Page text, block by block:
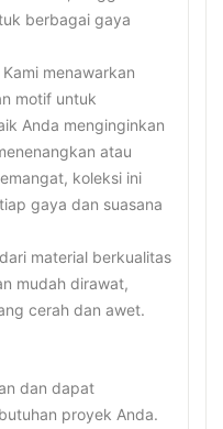
berbagai gaya
Kami menawarkan
motif untuk
Anda menginginkan
atau
koleksi ini
gaya dan suasana
material berkualitas
mudah dirawat,
cerah dan awet.
dan dapat
proyek Anda.